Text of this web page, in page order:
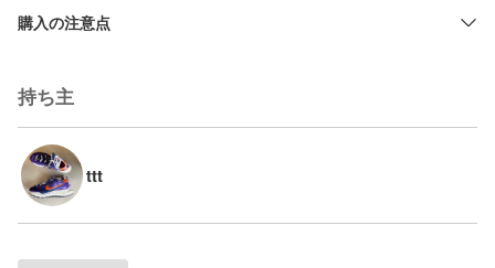
購入の注意点
持ち主
ttt